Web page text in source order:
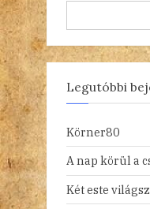
Legutóbbi
Körner80
A nap körül a
Két este